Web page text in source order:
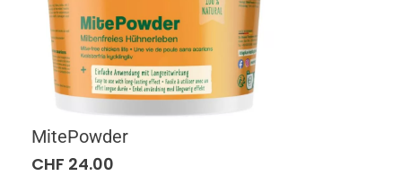
MitePowder
CHF 24.00